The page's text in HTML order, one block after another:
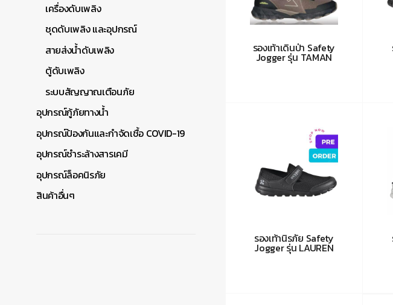
รองเท้าเดินป่า Safety
Jogger รุ่น TAMAN
รองเท้านิรภัย Safety
Jogger รุ่น LAUREN
เครื่องดับเพลิง
ชุดดับเพลิง และอุปกรณ์
สายส่งน้ำดับเพลิง
ตู้ดับเพลิง
ระบบสัญญาณเตือนภัย
อุปกรณ์กู้ภัยทางน้ำ
อุปกรณ์ป้องกันและกำจัดเชื้อ COVID-19
อุปกรณ์ชำระล้างสารเคมี
อุปกรณ์ล็อคนิรภัย
สินค้าอื่นๆ